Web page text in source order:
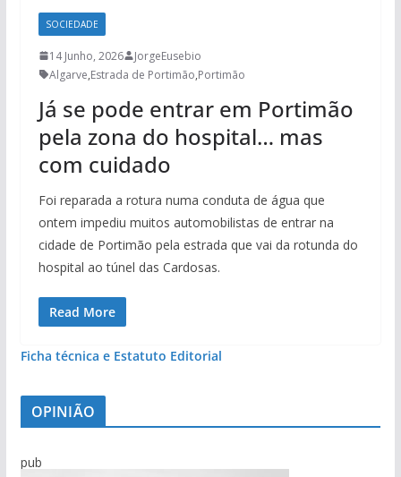
SOCIEDADE
14 Junho, 2026
JorgeEusebio
Algarve,Estrada de Portimão,Portimão
Já se pode entrar em Portimão
pela zona do hospital… mas
com cuidado
Foi reparada a rotura numa conduta de água que
ontem impediu muitos automobilistas de entrar na
cidade de Portimão pela estrada que vai da rotunda do
hospital ao túnel das Cardosas.
Read More
Ficha técnica e Estatuto Editorial
OPINIÃO
pub